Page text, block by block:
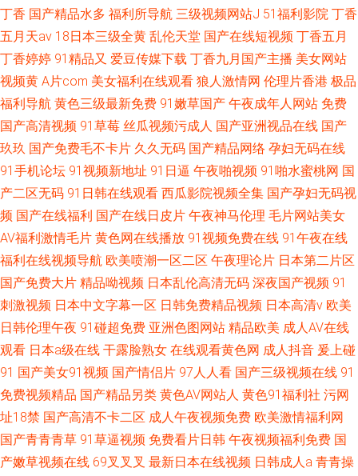
丁香 国产精品水多 福利所导航 三级视频网站J 51福利影院 丁香
五月天av 18日本三级全黄 乱伦天堂 国产在线短视频 丁香五月
丁香婷婷 91精品又 爱豆传媒下载 丁香九月国产主播 美女网站
视频黄 A片com 美女福利在线观看 狼人激情网 伦理片香港 极品
福利导航 黄色三级最新免费 91嫩草国产 午夜成年人网站 免费
国产高清视频 91草莓 丝瓜视频污成人 国产亚洲视品在线 国产
玖玖 国产免费毛不卡片 久久无码 国产精品网络 孕妇无码在线
91手机论坛 91视频新地址 91日逼 午夜啪视频 91啪水蜜桃网 国
产二区无码 91日韩在线观看 西瓜影院视频全集 国产孕妇无码视
频 国产在线福利 国产在线日皮片 午夜神马伦理 毛片网站美女
AV福利激情毛片 黄色网在线播放 91视频免费在线 91午夜在线
福利在线视频导航 欧美喷潮一区二区 午夜理论片 日本第二片区
国产免费大片 精品呦视频 日本乱伦高清无码 深夜国产视频 91
刺激视频 日本中文字幕一区 日韩免费精品视频 日本高清v 欧美
日韩伦理午夜 91碰超免费 亚洲色图网站 精品欧美 成人AV在线
观看 日本a级在线 干露脸熟女 在线观看黄色网 成人抖音 爰上碰
91 国产美女91视频 国产情侣片 97人人看 国产三级视频在线 91
免费视频精品 国产精品另类 黄色AV网站人 黄色91福利社 污网
址18禁 国产高清不卡二区 成人午夜视频免费 欧美激情福利网
国产青青青草 91草逼视频 免费看片日韩 午夜视频福利免费 国
产嫩草视频在线 69叉叉叉 最新日本在线视频 日韩成人a 青青操